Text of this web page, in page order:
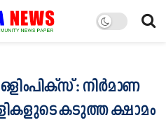
: നിർമാണ
കടുത്ത ക്ഷാമം